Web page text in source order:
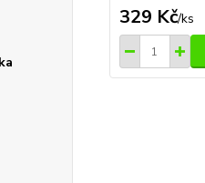
329 Kč/ks